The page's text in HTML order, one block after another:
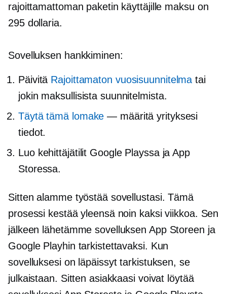
rajoittamattoman paketin käyttäjille maksu on
295 dollaria.
Sovelluksen hankkiminen:
Päivitä Rajoittamaton vuosisuunnitelma tai
jokin maksullisista suunnitelmista.
Täytä tämä lomake — määritä yrityksesi
tiedot.
Luo kehittäjätilit Google Playssa ja App
Storessa.
Sitten alamme työstää sovellustasi. Tämä
prosessi kestää yleensä noin kaksi viikkoa. Sen
jälkeen lähetämme sovelluksen App Storeen ja
Google Playhin tarkistettavaksi. Kun
sovelluksesi on läpäissyt tarkistuksen, se
julkaistaan. Sitten asiakkaasi voivat löytää